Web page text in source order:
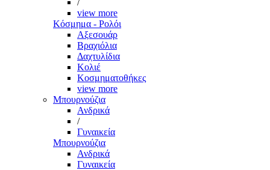
/
view more
Κόσμημα - Ρολόι
Αξεσουάρ
Βραχιόλια
Δαχτυλίδια
Κολιέ
Κοσμηματοθήκες
view more
Μπουρνούζια
Ανδρικά
/
Γυναικεία
Μπουρνούζια
Ανδρικά
Γυναικεία